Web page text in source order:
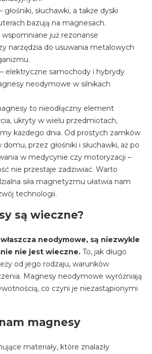
głośniki, słuchawki, a także dyski
bazują na magnesach.
wspomniane już rezonanse
narzędzia do usuwania metalowych
– elektryczne samochody i hybrydy
neodymowe w silnikach
to nieodłączny element
ukryty w wielu przedmiotach,
każdego dnia. Od prostych zamków
przez głośniki i słuchawki, aż po
w medycynie czy motoryzacji –
nie przestaje zadziwiać. Warto
siła magnetyzmu ułatwia nam
technologii.
są wieczne?
neodymowe, są niezwykle
nie jest wieczne. To, jak długo
od jego rodzaju, warunków
Magnesy neodymowe wyróżniają
co czyni je niezastąpionymi
magnesy
materiały, które znalazły